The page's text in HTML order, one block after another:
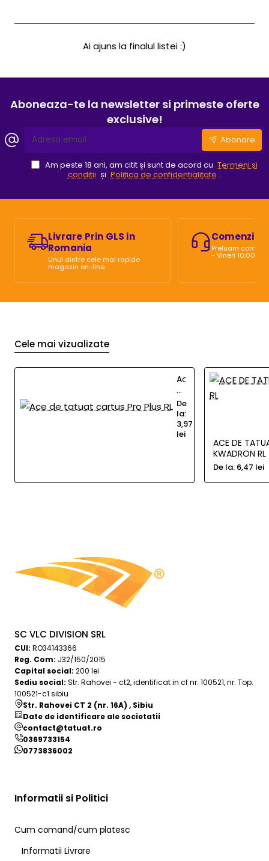
Alb
Ai ajuns la finalul listei :)
Aboneaza-te la newsletter si primeste oferte
exclusive!
Adresa
email
Abonare
Am peste 18 ani, am citit şi sunt de acord cu Termeni si
conditii și Politica de confidențialitate .
Livrare Prin GLS in
Romania
Unul dintre cele mai rapide
magazin on-line.
Comenzi
Preluam
- Vineri 10:00 -
Cele mai vizualizate
Ace
de
tatuat
cartus
Pro
Plus
De
la:
3,97
lei
ACE DE
KWADRON RL
De la: 6,47 lei
SC VLC DIVISION SRL
CUI: RO34143366
Reg. Com: J32/150/2015
Capital social: 200 lei
Sediu social: Str. Rahovei - ct2, identificat in cf nr. 100521, nr. Top.
100521-c1 sibiu
Str. Rahovei CT 2 (nr. 16A) , Sibiu
Date de identificare ale societatii
contact@tatuat.ro
0369733154
0773836002
Informatii si Politici
Cum comand/cum platesc
Informatii Livrare